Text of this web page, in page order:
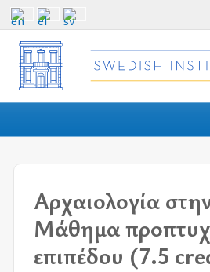
Αρχαιολογία
Μάθημα
επιπέδου (7.5